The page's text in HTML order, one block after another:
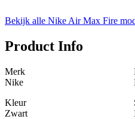
Bekijk alle Nike Air Max Fire
Product Info
Merk
Nike
Kleur
Zwart